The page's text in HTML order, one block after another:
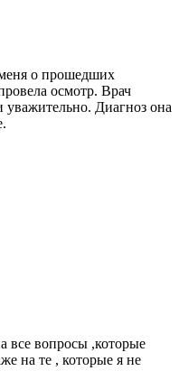
о прошедших
осмотр. Врач
Диагноз она
все вопросы ,которые
на те , которые я не